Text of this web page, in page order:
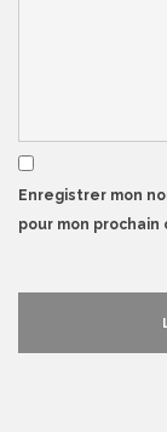
Enregistrer mon
pour mon prochain